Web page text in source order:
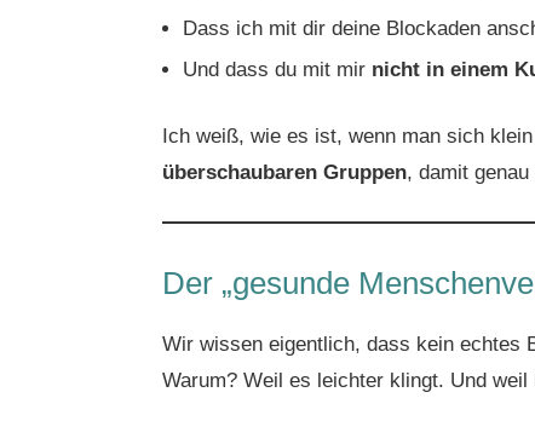
Dass ich mit dir deine Blockaden
Und dass du mit mir nicht in einem
Ich weiß, wie es ist, wenn man sich
überschaubaren Gruppen, damit
Der „gesunde
Wir wissen eigentlich, dass kein echtes
Warum? Weil es leichter klingt. Und